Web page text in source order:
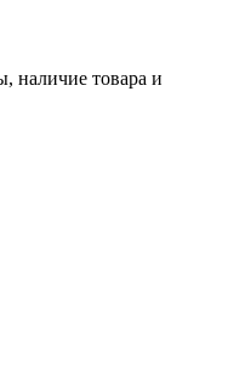
наличие товара и